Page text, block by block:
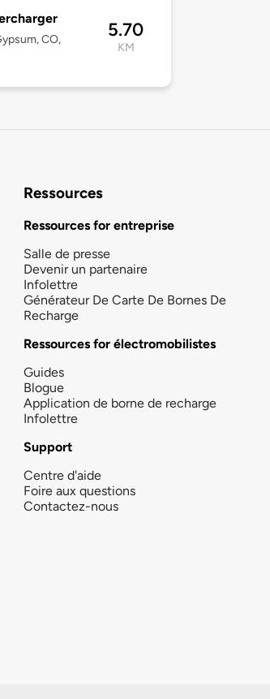
CO,
5.70
KM
Ressources
Ressources for entreprise
Salle de presse
Devenir un partenaire
Infolettre
Générateur De Carte De Bornes De
Recharge
Ressources for électromobilistes
Guides
Blogue
Application de borne de recharge
Infolettre
Support
Centre d'aide
Foire aux questions
Contactez-nous